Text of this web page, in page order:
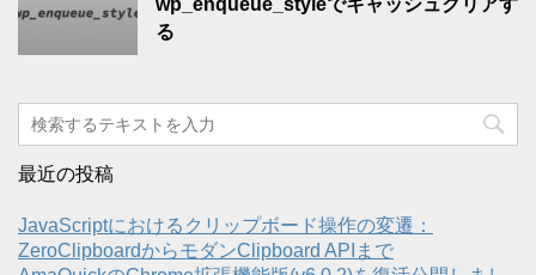
wp_enqueue_styleでキャッシュクリアす
る
最近の投稿
JavaScriptにおけるクリップボード操作の変遷：
ZeroClipboardからモダンClipboard APIまで